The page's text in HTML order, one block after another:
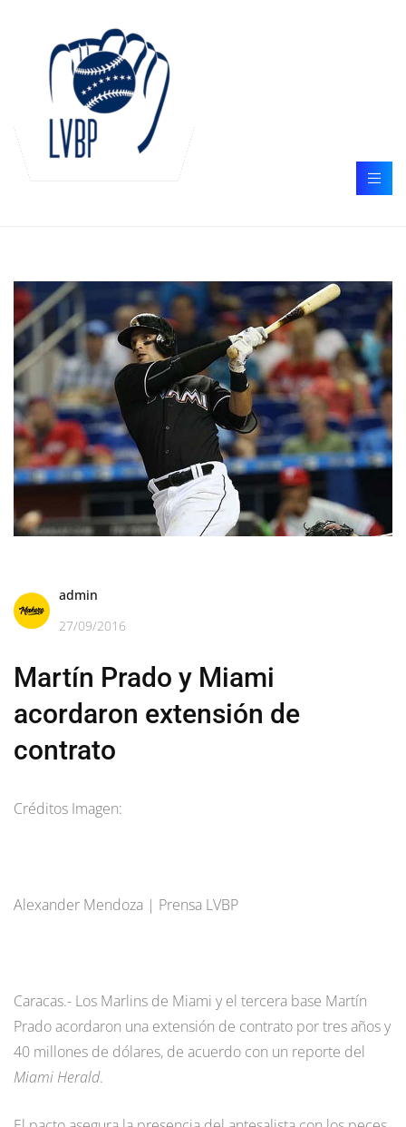
admin
27/09/2016
Martín Prado y Miami
acordaron extensión de
contrato
Créditos Imagen:
Alexander Mendoza | Prensa LVBP
Caracas.- Los Marlins de Miami y el tercera base Martín
Prado acordaron una extensión de contrato por tres años y
40 millones de dólares, de acuerdo con un reporte del
Miami Herald.